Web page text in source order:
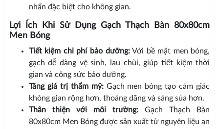
nhấn đặc biệt cho không gian.
Lợi Ích Khi Sử Dụng Gạch Thạch Bàn 80x80cm
Men Bóng
Tiết kiệm chi phí bảo dưỡng:Với bề mặt men bóng,
gạch dễ dàng vệ sinh, lau chùi, giúp tiết kiệm thời
gian và công sức bảo dưỡng.
Tăng giá trị thẩm mỹ:Gạch men bóng tạo cảm giác
không gian rộng hơn, thoáng đãng và sáng sủa hơn.
Thân thiện với môi trường: Gạch Thạch Bàn
80x80cm Men Bóng được sản xuất từ nguyên liệu an